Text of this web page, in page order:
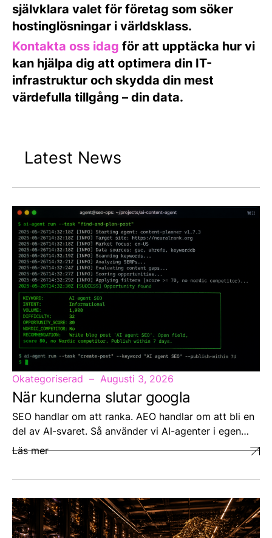
självklara valet för företag som söker
hostinglösningar i världsklass.
Kontakta oss idag för att upptäcka hur vi
kan hjälpa dig att optimera din IT-
infrastruktur och skydda din mest
värdefulla tillgång – din data.
Latest News
Okategoriserad Augusti 3, 2026
När kunderna slutar googla
SEO handlar om att ranka. AEO handlar om att bli en
del av AI-svaret. Så använder vi AI-agenter i egen…
Läs mer